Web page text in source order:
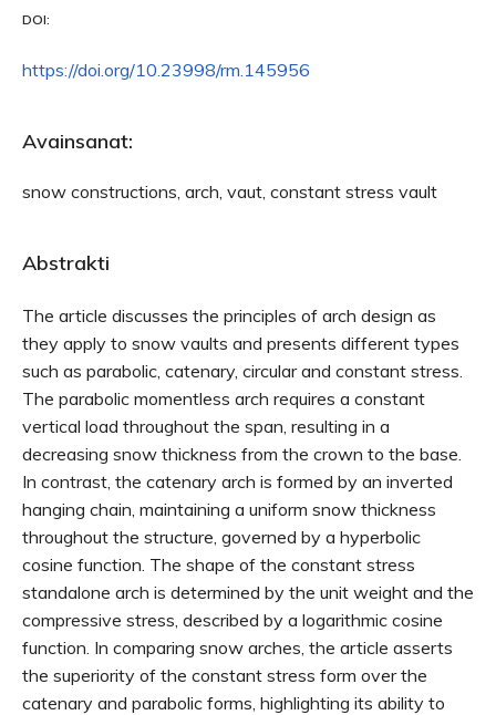
DOI:
https://doi.org/10.23998/rm.145956
Avainsanat:
snow constructions, arch, vaut, constant stress vault
Abstrakti
The article discusses the principles of arch design as
they apply to snow vaults and presents different types
such as parabolic, catenary, circular and constant stress.
The parabolic momentless arch requires a constant
vertical load throughout the span, resulting in a
decreasing snow thickness from the crown to the base.
In contrast, the catenary arch is formed by an inverted
hanging chain, maintaining a uniform snow thickness
throughout the structure, governed by a hyperbolic
cosine function. The shape of the constant stress
standalone arch is determined by the unit weight and the
compressive stress, described by a logarithmic cosine
function. In comparing snow arches, the article asserts
the superiority of the constant stress form over the
catenary and parabolic forms, highlighting its ability to